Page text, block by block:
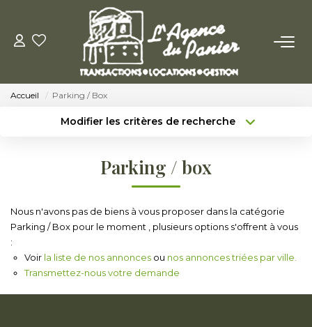
ACHETER
Nos Conseils Pour Acquérir
LOUER
Louer
Nos Conseils Aux Locataires
Accueil Parking / Box
Modifier les critères de recherche
Surface min
Budget max Plus de critères
Parking / box
Nous n'avons pas de biens à vous proposer dans la catégorie
Parking / Box pour le moment , plusieurs options s'offrent à vous
:
Voir la liste de nos annonces ou nos annonces triées par ville.
Transmettez-nous votre demande